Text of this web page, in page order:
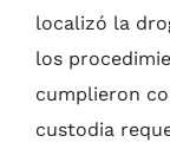
localizó la
los
cumplieron
custodia